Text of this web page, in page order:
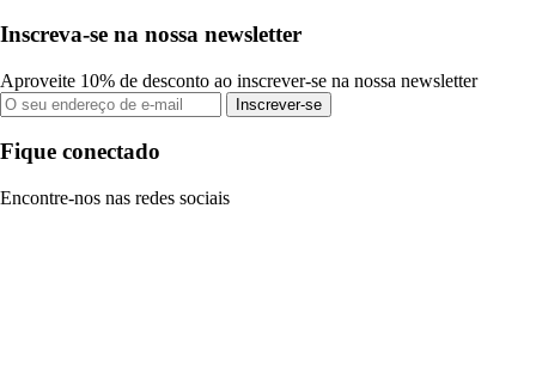
Inscreva-se na nossa newsletter
Aproveite 10% de desconto ao inscrever-se na nossa newsletter
Inscrever-se
Fique conectado
Encontre-nos nas redes sociais